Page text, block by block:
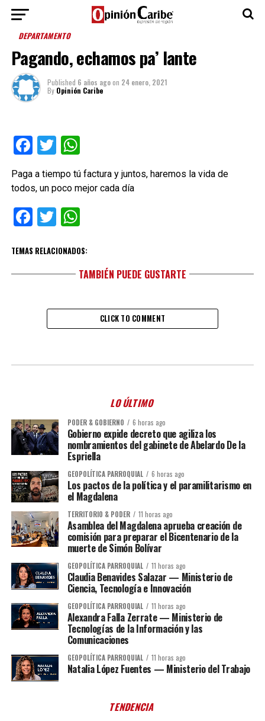
DEPARTAMENTO
Pagando, echamos pa’ lante
Published 6 años agoon 24 enero, 2021
By Opinión Caribe
Facebook
TwitterWhatsApp
Paga a tiempo tú factura y juntos, haremos la vida de
todos, un poco mejor cada día
Facebook
TwitterWhatsApp
TEMAS RELACIONADOS:
TAMBIÉN PUEDE GUSTARTE
CLICK TO COMMENT
LO ÚLTIMO
PODER & GOBIERNO 6 horas ago
Gobierno expide decreto que agiliza los
nombramientos del gabinete de Abelardo De la
Espriella
GEOPOLÍTICA PARROQUIAL 6 horas ago
Los pactos de la política y el paramilitarismo en
el Magdalena
TERRITORIO & PODER 11 horas ago
Asamblea del Magdalena aprueba creación de
comisión para preparar el Bicentenario de la
muerte de Simón Bolívar
GEOPOLÍTICA PARROQUIAL 11 horas ago
Claudia Benavides Salazar — Ministerio de
Ciencia, Tecnología e Innovación
GEOPOLÍTICA PARROQUIAL 11 horas ago
Alexandra Falla Zerrate — Ministerio de
Tecnologías de la Información y las
Comunicaciones
GEOPOLÍTICA PARROQUIAL 11 horas ago
Natalia López Fuentes — Ministerio del Trabajo
TENDENCIA